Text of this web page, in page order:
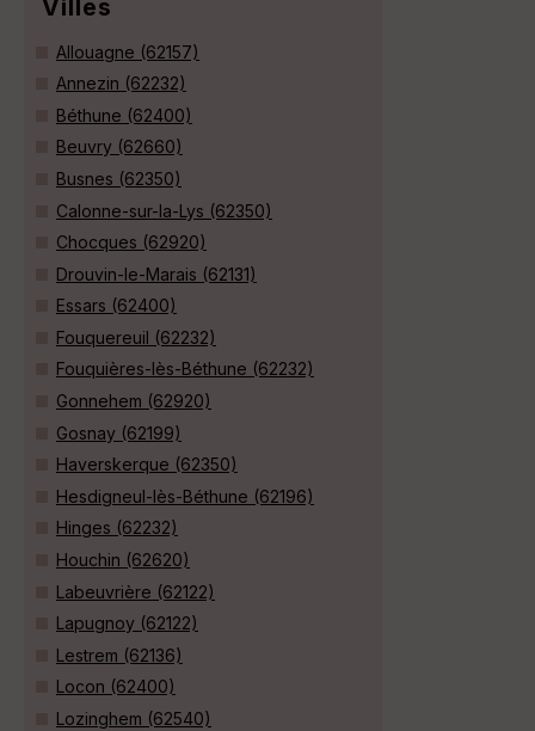
Villes
Allouagne (62157)
Annezin (62232)
Béthune (62400)
Beuvry (62660)
Busnes (62350)
Calonne-sur-la-Lys (62350)
Chocques (62920)
Drouvin-le-Marais (62131)
Essars (62400)
Fouquereuil (62232)
Fouquières-lès-Béthune (62232)
Gonnehem (62920)
Gosnay (62199)
Haverskerque (62350)
Hesdigneul-lès-Béthune (62196)
Hinges (62232)
Houchin (62620)
Labeuvrière (62122)
Lapugnoy (62122)
Lestrem (62136)
Locon (62400)
Lozinghem (62540)